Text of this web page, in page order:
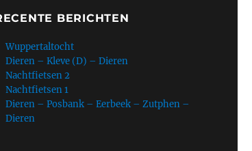
BERICHTEN
Wuppertaltocht
Dieren – Kleve (D) – Dieren
Nachtfietsen 2
Nachtfietsen 1
Dieren – Posbank – Eerbeek – Zutphen –
Dieren